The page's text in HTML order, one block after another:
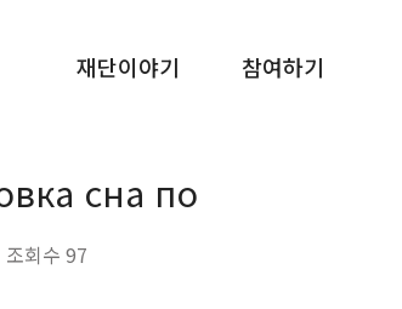
재단이야기
참여하기
сна по
조회수 97